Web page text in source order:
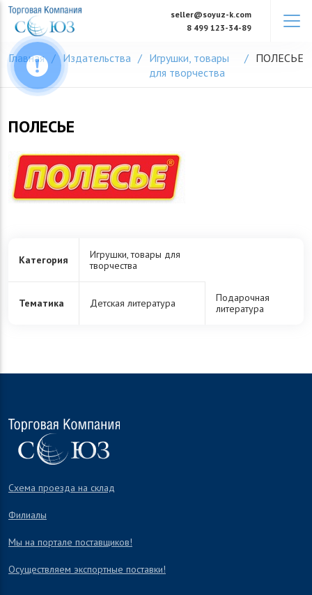
Skip
content
seller@soyuz-k.com
8 499 123-34-89
Главная Издательства
Игрушки, товары
для творчества
ПОЛЕСЬЕ
ПОЛЕСЬЕ
Категория
Игрушки, товары для
творчества
Тематика Детская литература
Подарочная
литература
Схема проезда на склад
Филиалы
Мы на портале поставщиков!
Осуществляем экспортные поставки!